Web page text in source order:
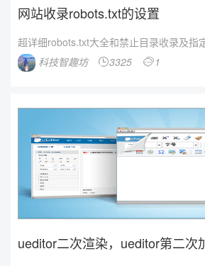
网站收录robots.txt的设置
超详细robots.txt大全和禁止目录收录及指
科技智趣坊
3325 1
ueditor二次渲染，ueditor第二次